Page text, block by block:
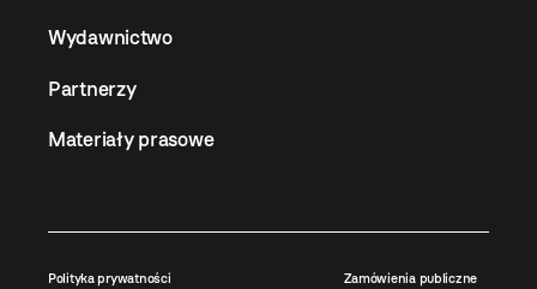
Wydawnictwo
Partnerzy
Materiały prasowe
Polityka prywatności Zamówienia publiczne